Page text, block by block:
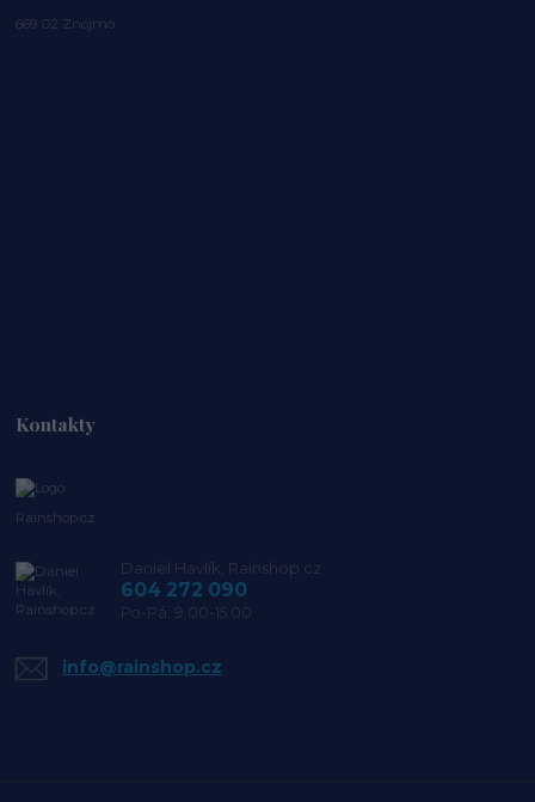
669 02 Znojmo
Kontakty
Rainshop.cz
Daniel Havlík, Rainshop.cz
604 272 090
Po-Pá: 9.00-15.00
info@rainshop.cz